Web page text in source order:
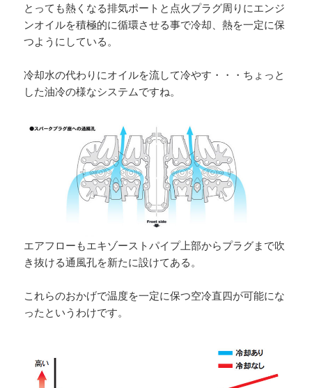
とっても熱くなる排気ポートと点火プラグ周りにエンジ
ンオイルを積極的に循環させる事で冷却、熱を一定に保
つようにしている。
冷却水の代わりにオイルを流して冷やす・・・ちょっと
した油冷の様なシステムですね。
エアフローもエキゾーストパイプ上部からプラグまで吹
き抜ける通風孔を新たに設けてある。
これらのおかげで温度を一定に保つ空冷直四が可能にな
ったというわけです。